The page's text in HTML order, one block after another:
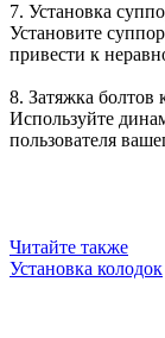
7. Установка
Установите
привести к
8. Затяжка болтов
Используйте
пользователя
Читайте также
Установка колодок